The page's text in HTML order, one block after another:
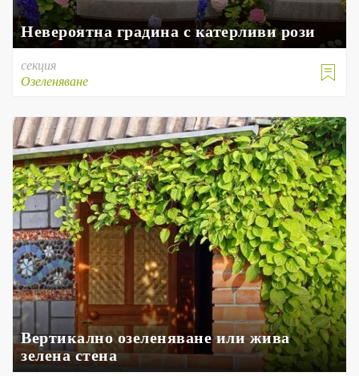
Невероятна градина с катерливи рози

секция
Озеленяване
Вертикално озеленяване или жива
зелена стена